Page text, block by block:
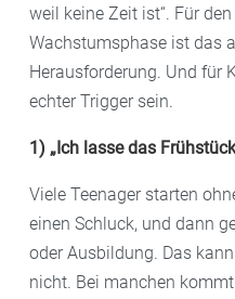
weil keine Zeit ist“. Für
Wachstumsphase ist das
Herausforderung. Und für
echter Trigger sein.
1) „Ich lasse das
Viele Teenager starten
einen Schluck, und dann
oder Ausbildung. Das
nicht. Bei manchen